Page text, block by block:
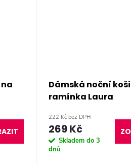
Dámská noční
ramínka Laura
222 Kč bez DPH
269 Kč
Skladem do 3
dnů